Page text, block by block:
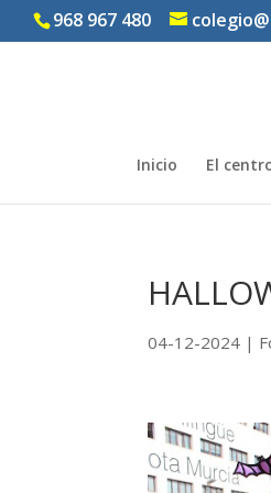
968 967 480
Inicio El
04-12-2024 |